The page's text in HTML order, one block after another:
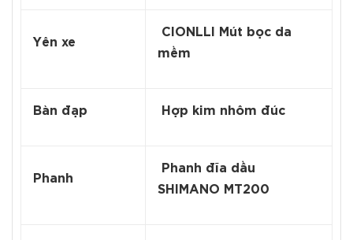
Yên xe
CIONLLI Mút bọc da
mềm
Bàn đạp Hợp kim nhôm đúc
Phanh
Phanh đĩa dầu
SHIMANO MT200